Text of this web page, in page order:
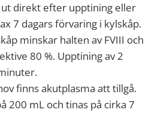
ut direkt efter upptining eller
7 dagars förvaring i kylskåp.
minskar halten av FVIII och
80 %. Upptining av 2
finns akutplasma att tillgå.
200 mL och tinas på cirka 7